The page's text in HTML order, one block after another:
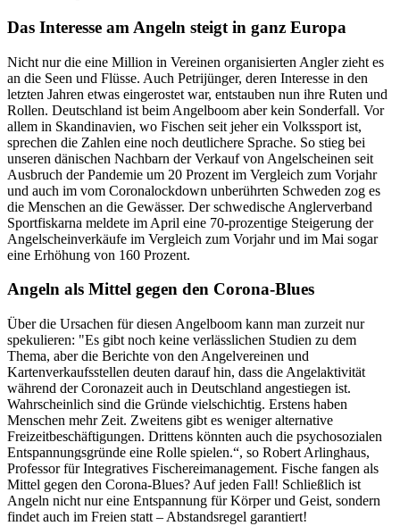
Das Interesse am Angeln steigt in ganz Europa
Nicht nur die eine Million in Vereinen organisierten Angler zieht es
an die Seen und Flüsse. Auch Petrijünger, deren Interesse in den
letzten Jahren etwas eingerostet war, entstauben nun ihre Ruten und
Rollen. Deutschland ist beim Angelboom aber kein Sonderfall. Vor
allem in Skandinavien, wo Fischen seit jeher ein Volkssport ist,
sprechen die Zahlen eine noch deutlichere Sprache. So stieg bei
unseren dänischen Nachbarn der Verkauf von Angelscheinen seit
Ausbruch der Pandemie um 20 Prozent im Vergleich zum Vorjahr
und auch im vom Coronalockdown unberührten Schweden zog es
die Menschen an die Gewässer. Der schwedische Anglerverband
Sportfiskarna meldete im April eine 70-prozentige Steigerung der
Angelscheinverkäufe im Vergleich zum Vorjahr und im Mai sogar
eine Erhöhung von 160 Prozent.
Angeln als Mittel gegen den Corona-Blues
Über die Ursachen für diesen Angelboom kann man zurzeit nur
spekulieren: "Es gibt noch keine verlässlichen Studien zu dem
Thema, aber die Berichte von den Angelvereinen und
Kartenverkaufsstellen deuten darauf hin, dass die Angelaktivität
während der Coronazeit auch in Deutschland angestiegen ist.
Wahrscheinlich sind die Gründe vielschichtig. Erstens haben
Menschen mehr Zeit. Zweitens gibt es weniger alternative
Freizeitbeschäftigungen. Drittens könnten auch die psychosozialen
Entspannungsgründe eine Rolle spielen.“, so Robert Arlinghaus,
Professor für Integratives Fischereimanagement. Fische fangen als
Mittel gegen den Corona-Blues? Auf jeden Fall! Schließlich ist
Angeln nicht nur eine Entspannung für Körper und Geist, sondern
findet auch im Freien statt – Abstandsregel garantiert!